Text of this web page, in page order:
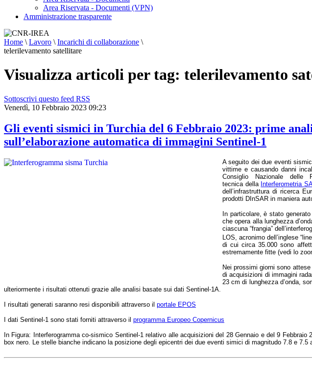
Area Riservata - Documenti (VPN)
Amministrazione trasparente
Home \ Lavoro \ Incarichi di collaborazione \
telerilevamento satellitare
Visualizza articoli per tag: telerilevamento
Sottoscrivi questo feed RSS
Venerdì, 10 Febbraio 2023 09:23
Gli eventi sismici in Turchia del 6 Febbraio 2023: prime
sull’elaborazione automatica di immagini Sentinel-1
A seguito dei due eventi
vittime e causando danni
Consiglio Nazionale
tecnica della Interferometria
dell’infrastruttura di ricerca
prodotti DInSAR in maniera
In particolare, è stato
che opera alla lunghezza
ciascuna “frangia”
LOS, acronimo dell’inglese
di cui circa 35.000 sono
estremamente fitte (vedi lo
Nei prossimi giorni sono
di acquisizioni di immagini
23 cm di lunghezza d’onda,
ulteriormente i risultati ottenuti grazie alle analisi basate sui dati Sentinel-1A.
I risultati generati saranno resi disponibili attraverso il portale EPOS
I dati Sentinel-1 sono stati forniti attraverso il programma Europeo Copernicus
In Figura:
Interferogramma co-sismico Sentinel-1 relativo alle acquisizioni del 28 Gennaio e del 9
box nero. Le stelle bianche indicano la posizione degli epicentri dei due eventi simici di magnitudo 7.8 e 7.5